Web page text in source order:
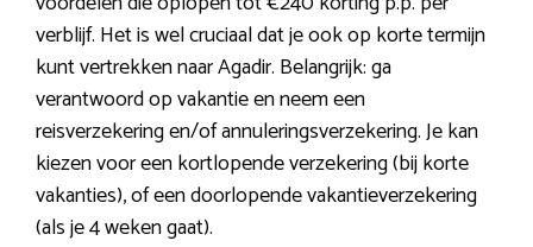
verblijf. Het is wel cruciaal dat je ook op korte termijn
kunt vertrekken naar Agadir. Belangrijk: ga
verantwoord op vakantie en neem een
reisverzekering en/of annuleringsverzekering. Je kan
kiezen voor een kortlopende verzekering (bij korte
vakanties), of een doorlopende vakantieverzekering
(als je 4 weken gaat).